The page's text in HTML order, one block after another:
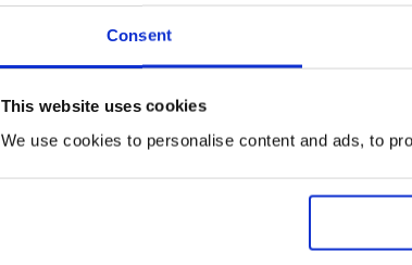
Consent
This website uses cookies
We use cookies to personalise content and ads, to
Vad